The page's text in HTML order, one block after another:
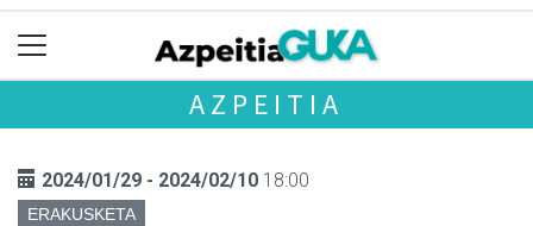
AZPEITIA
2024/01/29 - 2024/02/10 18:00
ERAKUSKETA